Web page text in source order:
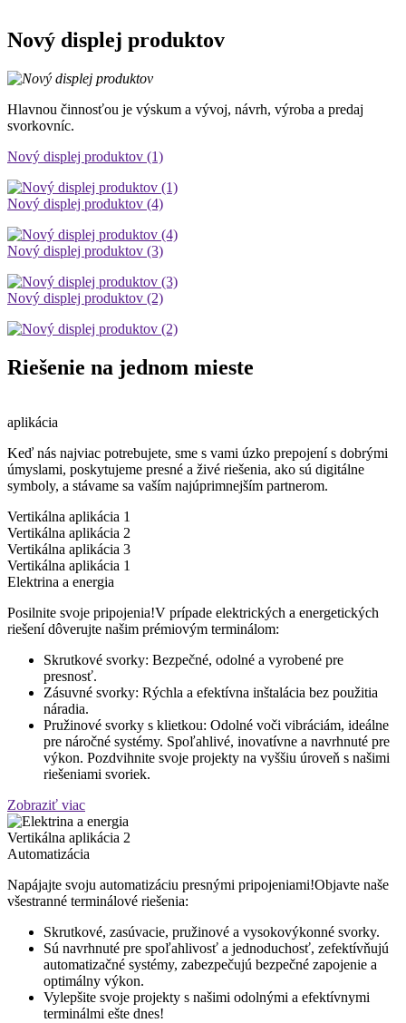
Nový displej produktov
Hlavnou činnosťou je výskum a vývoj, návrh, výroba a predaj
svorkovníc.
Nový displej produktov (1)
Nový displej produktov (4)
Nový displej produktov (3)
Nový displej produktov (2)
Riešenie na jednom mieste
aplikácia
Keď nás najviac potrebujete, sme s vami úzko prepojení s dobrými
úmyslami, poskytujeme presné a živé riešenia, ako sú digitálne
symboly, a stávame sa vaším najúprimnejším partnerom.
Vertikálna aplikácia 1
Vertikálna aplikácia 2
Vertikálna aplikácia 3
Vertikálna aplikácia 1
Elektrina a energia
Posilnite svoje pripojenia!V prípade elektrických a energetických
riešení dôverujte našim prémiovým terminálom:
Skrutkové svorky: Bezpečné, odolné a vyrobené pre
presnosť.
Zásuvné svorky: Rýchla a efektívna inštalácia bez použitia
náradia.
Pružinové svorky s klietkou: Odolné voči vibráciám, ideálne
pre náročné systémy. Spoľahlivé, inovatívne a navrhnuté pre
výkon. Pozdvihnite svoje projekty na vyššiu úroveň s našimi
riešeniami svoriek.
Zobraziť viac
Vertikálna aplikácia 2
Automatizácia
Napájajte svoju automatizáciu presnými pripojeniami!Objavte naše
všestranné terminálové riešenia:
Skrutkové, zasúvacie, pružinové a vysokovýkonné svorky.
Sú navrhnuté pre spoľahlivosť a jednoduchosť, zefektívňujú
automatizačné systémy, zabezpečujú bezpečné zapojenie a
optimálny výkon.
Vylepšite svoje projekty s našimi odolnými a efektívnymi
terminálmi ešte dnes!